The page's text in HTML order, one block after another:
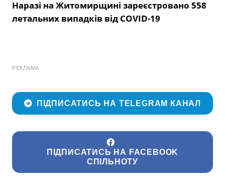
Наразі на Житомирщині зареєстровано 558
летальних випадків від COVID-19
РЕКЛАМА
ПІДПИСАТИСЬ НА TELEGRAM КАНАЛ
ПІДПИСАТИСЬ НА FACEBOOK
СПІЛЬНОТУ